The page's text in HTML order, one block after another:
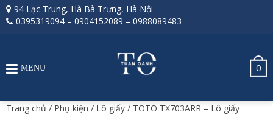
94 Lạc Trung, Hà Bà Trưng, Hà Nội
0395319094 – 0904152089 – 0988089483
0
MENU
Trang chủ / Phụ kiện / Lô giấy / TOTO TX703ARR – Lô giấy